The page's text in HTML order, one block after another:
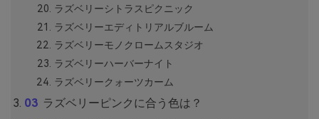
ラズベリーシトラスピクニック
ラズベリーエディトリアルブルーム
ラズベリーモノクロームスタジオ
ラズベリーハーバーナイト
ラズベリークォーツカーム
ラズベリーピンクに合う色は？